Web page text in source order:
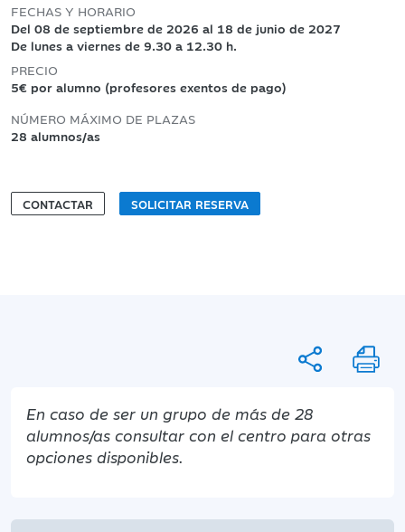
FECHAS Y HORARIO
Del 08 de septiembre de 2026 al 18 de junio de 2027
De lunes a viernes de 9.30 a 12.30 h.
PRECIO
5€ por alumno (profesores exentos de pago)
NÚMERO MÁXIMO DE PLAZAS
28 alumnos/as
CONTACTAR SOLICITAR RESERVA
En caso de ser un grupo de más de 28
alumnos/as consultar con el centro para otras
opciones disponibles.